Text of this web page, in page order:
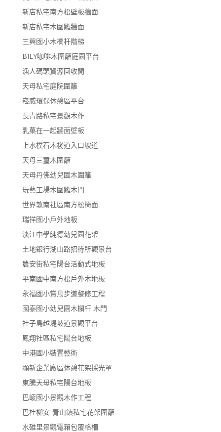
新店私宅南方松壁板牆面
新店私宅木圍籬牆面
三興國小木欄杆階梯
BILY咖啡木圍籬庭園平台
漁人碼頭資源回收間
天母私宅庭院圍籬
崧威環保休憩區平台
長青路私宅景觀木作
乳菓在一起牆面壁板
上水樸石木棧道入口坡道
天母三璽木圍籬
天母丹佛幼兒園木圍籬
玩藝工場木圍籬木門
世界敦南社區南方松椅面
瑞祥國小戶外地板
淡江中學純德幼兒園花架
土地銀行湖山路招待所觀景台
農安街私宅陽台活動式地板
平南國中南方松戶外木地板
永福國小賞鳥步道整修工程
國泰國小幼兒園木欄杆 木門
社子島越堤坡道景觀平台
鳳翔社區私宅陽台地板
中港國小裝置藝術
顯新企業廠區休憩花架採光罩
東騰天母私宅陽台地板
巴崚國小景觀木作工程
巴杜柳安-青山鎮私宅花架圍籬
水碓里景觀電箱包覆格柵